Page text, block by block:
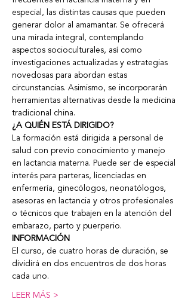
especial, las distintas causas que pueden
generar dolor al amamantar. Se ofrecerá
una mirada integral, contemplando
aspectos socioculturales, así como
investigaciones actualizadas y estrategias
novedosas para abordan estas
circunstancias. Asimismo, se incorporarán
herramientas alternativas desde la medicina
tradicional china.
¿A QUIÉN ESTÁ DIRIGIDO?
La formación está dirigida a personal de
salud con previo conocimiento y manejo
en lactancia materna. Puede ser de especial
interés para parteras, licenciadas en
enfermería, ginecólogos, neonatólogos,
asesoras en lactancia y otros profesionales
o técnicos que trabajen en la atención del
embarazo, parto y puerperio.
INFORMACIÓN
El curso, de cuatro horas de duración, se
dividirá en dos encuentros de dos horas
cada uno.
LEER MÁS >